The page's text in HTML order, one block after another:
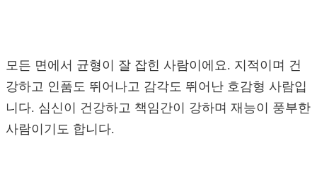
모든 면에서 균형이 잘 잡힌 사람이에요. 지적이며 건
강하고 인품도 뛰어나고 감각도 뛰어난 호감형 사람입
니다. 심신이 건강하고 책임간이 강하며 재능이 풍부한
사람이기도 합니다.